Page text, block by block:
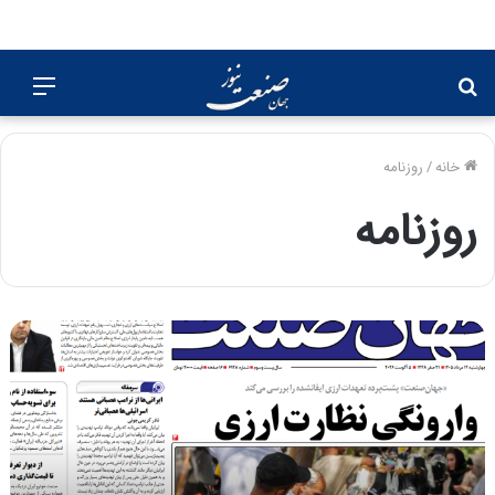
برای
خانه/روزنامه
روزنامه
ر
و
م
ه